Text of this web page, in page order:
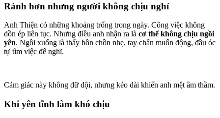
Rảnh hơn nhưng người không chịu nghỉ
Anh Thiện có những khoảng trống trong ngày. Công việc không
dồn ép liên tục. Nhưng điều anh nhận ra là cơ thể không chịu ngồi
yên. Ngồi xuống là thấy bồn chồn nhẹ, tay chân muốn động, đầu óc
tự tìm việc để nghĩ.
Cảm giác này không dữ dội, nhưng kéo dài khiến anh mệt âm thầm.
Khi yên tĩnh làm khó chịu